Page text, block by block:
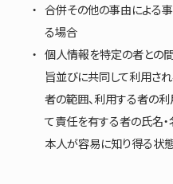
合併その他の事由による
る場合
個人情報を特定の者との
旨並びに共同して利用さ
者の範囲、利用する者の
て責任を有する者の氏名
本人が容易に知り得る状